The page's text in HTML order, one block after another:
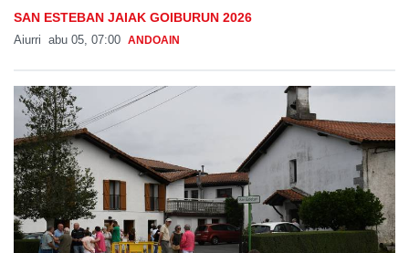
SAN ESTEBAN JAIAK GOIBURUN 2026
Aiurri abu 05, 07:00 ANDOAIN